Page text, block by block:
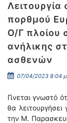
πορθμού
Ο/Γ πλοίου
ανήλικης
ασθενών
07/04/2023 8:04
Γίνεται γνωστό
θα
την Μ.